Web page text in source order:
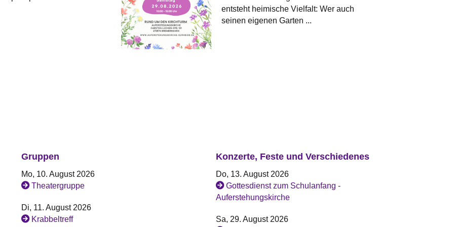
entsteht heimische Vielfalt: Wer auch
seinen eigenen Garten ...
Gruppen
Mo, 10. August 2026
Theatergruppe
Di, 11. August 2026
Krabbeltreff
Konzerte, Feste und Verschiedenes
Do, 13. August 2026
Gottesdienst zum Schulanfang -
Auferstehungskirche
Sa, 29. August 2026